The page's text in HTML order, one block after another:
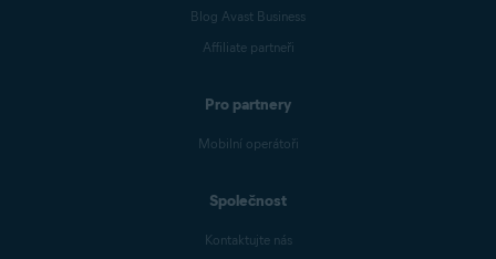
Blog Avast Business
Affiliate partneři
Pro partnery
Mobilní operátoři
Společnost
Kontaktujte nás